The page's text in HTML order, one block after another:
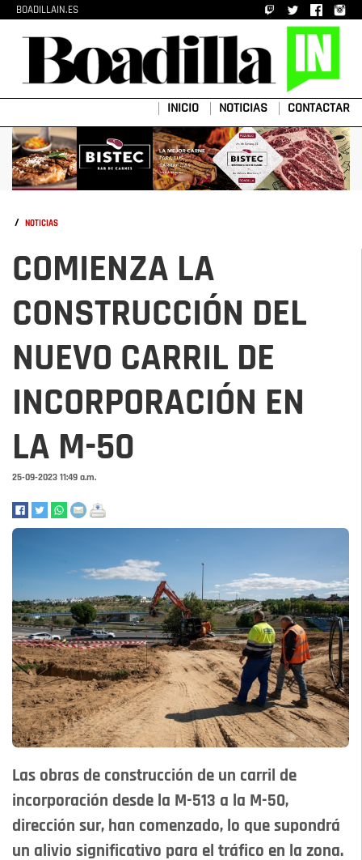
BOADILLAIN.ES
INICIO NOTICIAS CONTACTAR
/ NOTICIAS
COMIENZA LA
CONSTRUCCIÓN DEL
NUEVO CARRIL DE
INCORPORACIÓN EN
LA M-50
25-09-2023 11:49 a.m.
Las obras de construcción de un carril de
incorporación desde la M-513 a la M-50,
dirección sur, han comenzado, lo que supondrá
un alivio significativo para el tráfico en la zona.